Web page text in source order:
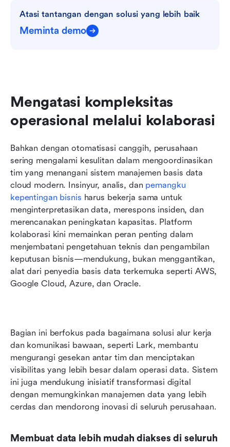
Atasi tantangan dengan solusi yang lebih baik
Meminta demo
Mengatasi kompleksitas
operasional melalui kolaborasi
Bahkan dengan otomatisasi canggih, perusahaan
sering mengalami kesulitan dalam mengoordinasikan
tim yang menangani sistem manajemen basis data
cloud modern. Insinyur, analis, dan pemangku
kepentingan bisnis harus bekerja sama untuk
menginterpretasikan data, merespons insiden, dan
merencanakan peningkatan kapasitas. Platform
kolaborasi kini memainkan peran penting dalam
menjembatani pengetahuan teknis dan pengambilan
keputusan bisnis—mendukung, bukan menggantikan,
alat dari penyedia basis data terkemuka seperti AWS,
Google Cloud, Azure, dan Oracle.
Bagian ini berfokus pada bagaimana solusi alur kerja
dan komunikasi bawaan, seperti Lark, membantu
mengurangi gesekan antar tim dan menciptakan
visibilitas yang lebih besar dalam operasi data. Sistem
ini juga mendukung inisiatif transformasi digital
dengan memungkinkan manajemen data yang lebih
cerdas dan mendorong inovasi di seluruh perusahaan.
Membuat data lebih mudah diakses di seluruh